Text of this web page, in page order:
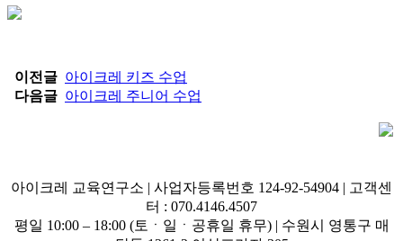
이전글 아이크레 키즈 수업
다음글 아이크레 주니어 수업
아이크레 교육연구소 | 사업자등록번호 124-92-54904 | 고객센
터 : 070.4146.4507
평일 10:00 – 18:00 (토ㆍ일ㆍ공휴일 휴무) | 수원시 영통구 매